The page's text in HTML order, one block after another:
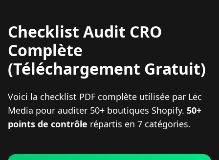
Checklist Audit CRO
Complète
(Téléchargement Gratuit)
Voici la checklist PDF complète utilisée par Lëc
Media pour auditer 50+ boutiques Shopify. 50+
points de contrôle répartis en 7 catégories.